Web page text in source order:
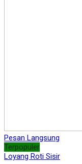
Pesan Langsung
Terpopuler
Loyang Roti Sisir